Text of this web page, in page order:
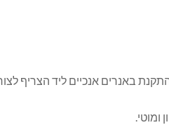
באנרים אנכיים ליד הצריף